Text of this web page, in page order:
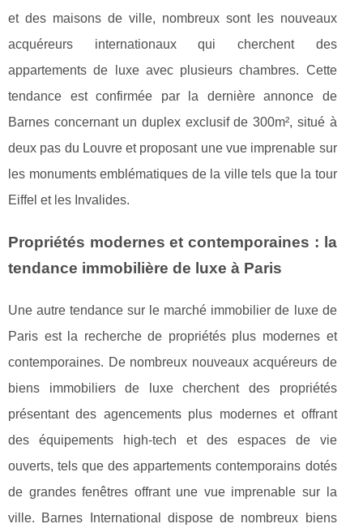
et des maisons de ville, nombreux sont les nouveaux
acquéreurs internationaux qui cherchent des
appartements de luxe avec plusieurs chambres. Cette
tendance est confirmée par la dernière annonce de
Barnes concernant un duplex exclusif de 300m², situé à
deux pas du Louvre et proposant une vue imprenable sur
les monuments emblématiques de la ville tels que la tour
Eiffel et les Invalides.
Propriétés modernes et contemporaines : la
tendance immobilière de luxe à Paris
Une autre tendance sur le marché immobilier de luxe de
Paris est la recherche de propriétés plus modernes et
contemporaines. De nombreux nouveaux acquéreurs de
biens immobiliers de luxe cherchent des propriétés
présentant des agencements plus modernes et offrant
des équipements high-tech et des espaces de vie
ouverts, tels que des appartements contemporains dotés
de grandes fenêtres offrant une vue imprenable sur la
ville. Barnes International dispose de nombreux biens